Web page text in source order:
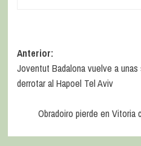
Anterior:
Joventut Badalona vuelve a
derrotar al Hapoel Tel Aviv
Obradoiro pierde en Vitoria